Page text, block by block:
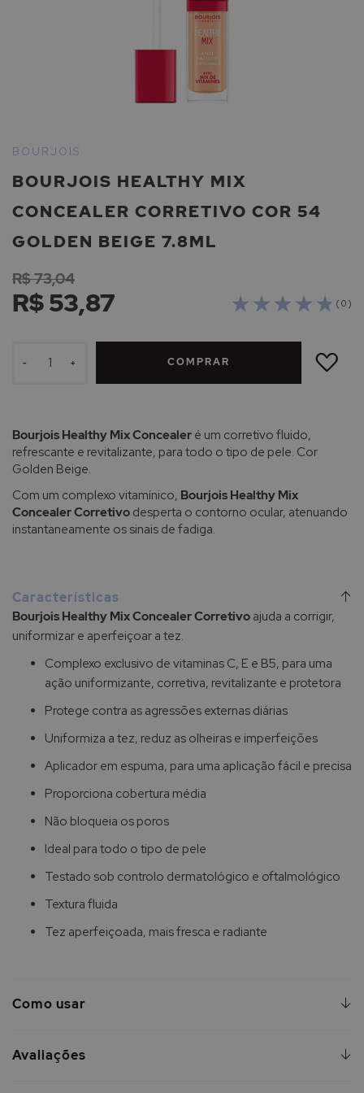
para
início
Galeria
de
imagens
BOURJOIS HEALTHY MIX
CONCEALER CORRETIVO COR 54
GOLDEN BEIGE 7.8ML
BOURJOIS
( 0 )
R$ 53,87
R$ 73,04
- + COMPRAR
ADICIONAR
LISTA
Bourjois Healthy Mix Concealer é um corretivo fluido,
refrescante e revitalizante, para todo o tipo de pele. Cor
Golden Beige.
Com um complexo vitamínico, Bourjois Healthy Mix
Concealer Corretivo desperta o contorno ocular, atenuando
instantaneamente os sinais de fadiga.
Características
Bourjois Healthy Mix Concealer Corretivo ajuda a corrigir,
uniformizar e aperfeiçoar a tez.
Complexo exclusivo de vitaminas C, E e B5, para uma
ação uniformizante, corretiva, revitalizante e protetora
Protege contra as agressões externas diárias
Uniformiza a tez, reduz as olheiras e imperfeições
Aplicador em espuma, para uma aplicação fácil e precisa
Proporciona cobertura média
Não bloqueia os poros
Ideal para todo o tipo de pele
Testado sob controlo dermatológico e oftalmológico
Textura fluida
Tez aperfeiçoada, mais fresca e radiante
Como usar
Avaliações